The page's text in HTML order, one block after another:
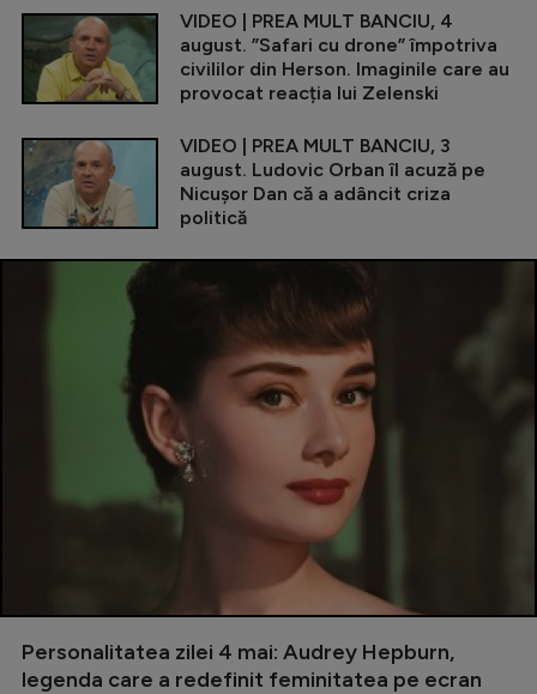
VIDEO | PREA MULT BANCIU, 4
august. ”Safari cu drone” împotriva
civililor din Herson. Imaginile care au
provocat reacția lui Zelenski
VIDEO | PREA MULT BANCIU, 3
august. Ludovic Orban îl acuză pe
Nicușor Dan că a adâncit criza
politică
Personalitatea zilei 4 mai: Audrey Hepburn,
legenda care a redefinit feminitatea pe ecran